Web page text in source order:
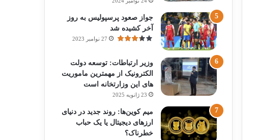
جواز صعود پرسپولیس به روز
آخر کشیده شد
27 نوامبر 2023
وزیر ارتباطات: توسعه دولت
الکترونیک از مهمترین ماموریت
های این وزارتخانه است
23 ژانویه 2025
میم کوین‌ها: روند جدید در دنیای
ارزهای دیجیتال یا یک حباب
خطرناک؟